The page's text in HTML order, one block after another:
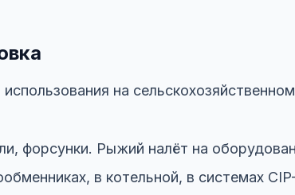
на
форсунки. Рыжий налёт на
в котельной, в системах